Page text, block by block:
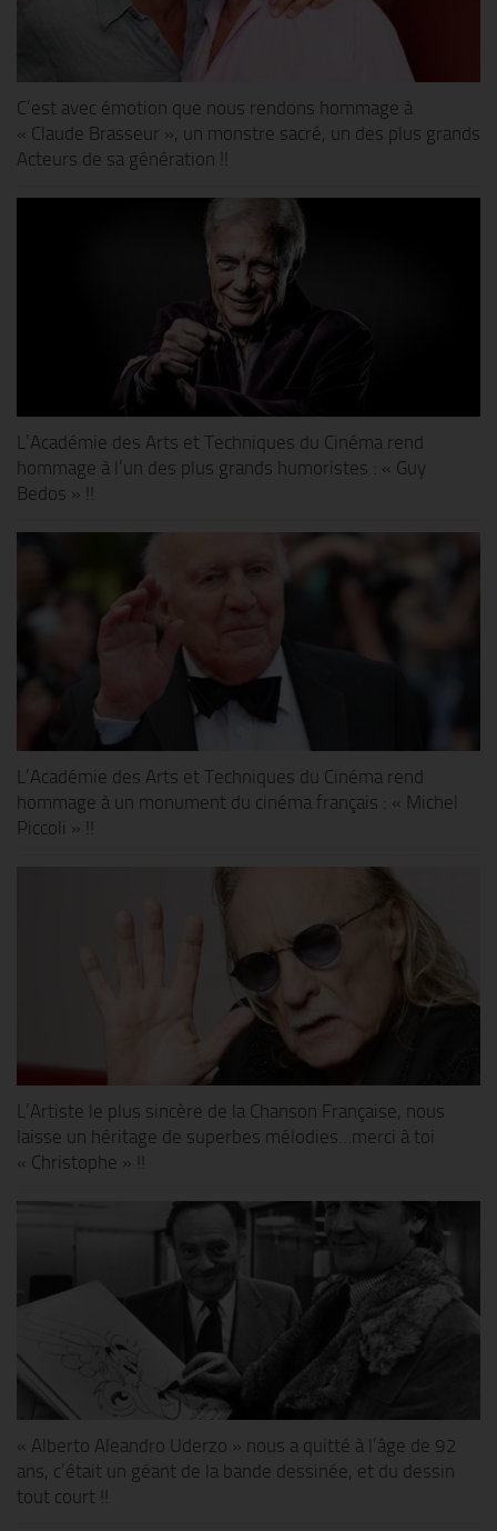
C’est avec émotion que nous rendons hommage à
« Claude Brasseur », un monstre sacré, un des plus grands
Acteurs de sa génération !!
L’Académie des Arts et Techniques du Cinéma rend
hommage à l’un des plus grands humoristes : « Guy
Bedos » !!
L’Académie des Arts et Techniques du Cinéma rend
hommage à un monument du cinéma français : « Michel
Piccoli » !!
L’Artiste le plus sincère de la Chanson Française, nous
laisse un héritage de superbes mélodies…merci à toi
« Christophe » !!
« Alberto Aleandro Uderzo » nous a quitté à l’âge de 92
ans, c’était un géant de la bande dessinée, et du dessin
tout court !!